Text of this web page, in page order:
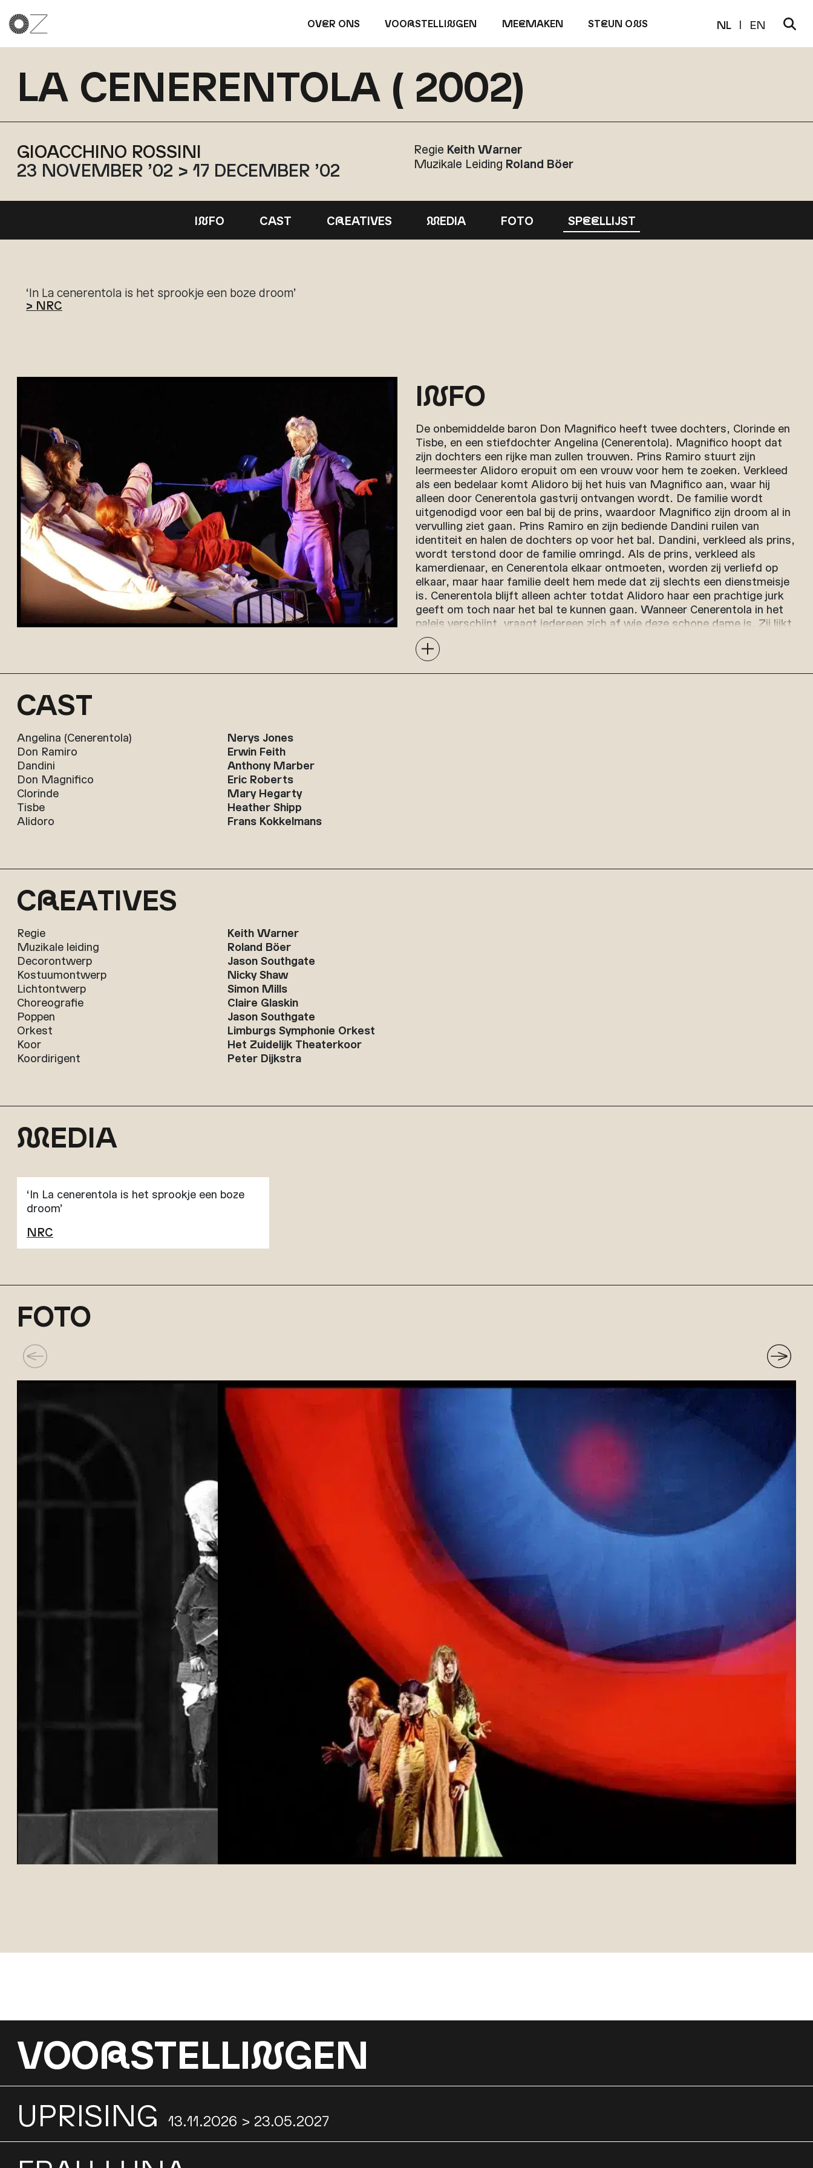
OVER ONS VOORSTELLINGEN MEEMAKEN STEUN ONS NL EN
LA CENERENTOLA ( 2002)
GIOACCHINO ROSSINI
23 NOVEMBER ’02 > 17 DECEMBER ’02
Regie Keith Warner
Muzikale Leiding Roland Böer
INFO CAST CREATIVES MEDIA FOTO SPEELLIJST
‘In La cenerentola is het sprookje een boze droom’
> NRC
INFO
De onbemiddelde baron Don Magnifico heeft twee dochters, Clorinde en
Tisbe, en een stiefdochter Angelina (Cenerentola). Magnifico hoopt dat
zijn dochters een rijke man zullen trouwen. Prins Ramiro stuurt zijn
leermeester Alidoro eropuit om een vrouw voor hem te zoeken. Verkleed
als een bedelaar komt Alidoro bij het huis van Magnifico aan, waar hij
alleen door Cenerentola gastvrij ontvangen wordt. De familie wordt
uitgenodigd voor een bal bij de prins, waardoor Magnifico zijn droom al in
vervulling ziet gaan. Prins Ramiro en zijn bediende Dandini ruilen van
identiteit en halen de dochters op voor het bal. Dandini, verkleed als prins,
wordt terstond door de familie omringd. Als de prins, verkleed als
kamerdienaar, en Cenerentola elkaar ontmoeten, worden zij verliefd op
elkaar, maar haar familie deelt hem mede dat zij slechts een dienstmeisje
is. Cenerentola blijft alleen achter totdat Alidoro haar een prachtige jurk
geeft om toch naar het bal te kunnen gaan. Wanneer Cenerentola in het
paleis verschijnt, vraagt iedereen zich af wie deze schone dame is. Zij lijkt
op de stiefdochter van Magnifico…Cenerentola wijst de
toenaderingspogingen van Dandini af en zegt de kamerdienaar te
beminnen. Uiteindelijk verklaar Ramiro Cenerentola zijn liefde en zij geeft
hem een armband. Zij vraagt hem de pendant te zoeken als bewijs dat hij
CAST
Angelina (Cenerentola)
Nerys Jones
Don Ramiro
Erwin Feith
Dandini
Anthony Marber
Don Magnifico
Eric Roberts
Clorinde
Mary Hegarty
Tisbe
Heather Shipp
Alidoro
Frans Kokkelmans
CREATIVES
Regie
Keith Warner
Muzikale leiding
Roland Böer
Decorontwerp
Jason Southgate
Kostuumontwerp
Nicky Shaw
Lichtontwerp
Simon Mills
Choreografie
Claire Glaskin
Poppen
Jason Southgate
Orkest
Limburgs Symphonie Orkest
Koor
Het Zuidelijk Theaterkoor
Koordirigent
Peter Dijkstra
MEDIA
‘In La cenerentola is het sprookje een boze
droom’
NRC
FOTO
VOORSTELLINGEN
UPRISING 13.11.2026 > 23.05.2027